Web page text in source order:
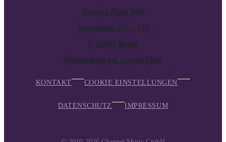
Huxleys Neue Welt
Hasenheide 107 – 113
D-10967 Berlin
Weiterleitung auf Google Maps
KONTAKT COOKIE EINSTELLUNGEN
DATENSCHUTZ IMPRESSUM